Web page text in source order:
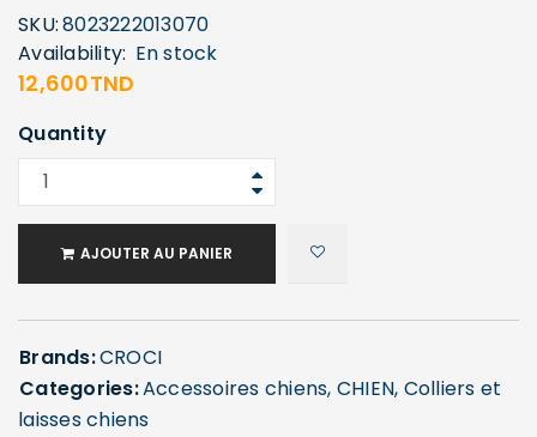
SKU:8023222013070
Availability: En stock
12,600TND
Quantity
AJOUTER AU PANIER
Brands:CROCI
Categories:Accessoires chiens, CHIEN, Colliers et
laisses chiens